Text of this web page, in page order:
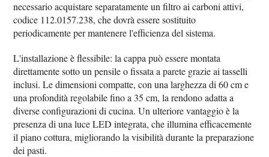
necessario acquistare separatamente un filtro ai carboni attivi,
codice 112.0157.238, che dovrà essere sostituito
periodicamente per mantenere l'efficienza del sistema.
L'installazione è flessibile: la cappa può essere montata
direttamente sotto un pensile o fissata a parete grazie ai tasselli
inclusi. Le dimensioni compatte, con una larghezza di 60 cm e
una profondità regolabile fino a 35 cm, la rendono adatta a
diverse configurazioni di cucina. Un ulteriore vantaggio è la
presenza di una luce LED integrata, che illumina efficacemente
il piano cottura, migliorando la visibilità durante la preparazione
dei pasti.